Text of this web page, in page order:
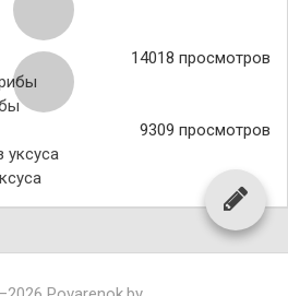
14018 просмотров
9309 просмотров